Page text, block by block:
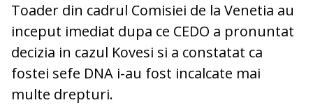
Toader din cadrul Comisiei de la Venetia au
inceput imediat dupa ce CEDO a pronuntat
decizia in cazul Kovesi si a constatat ca
fostei sefe DNA i-au fost incalcate mai
multe drepturi.